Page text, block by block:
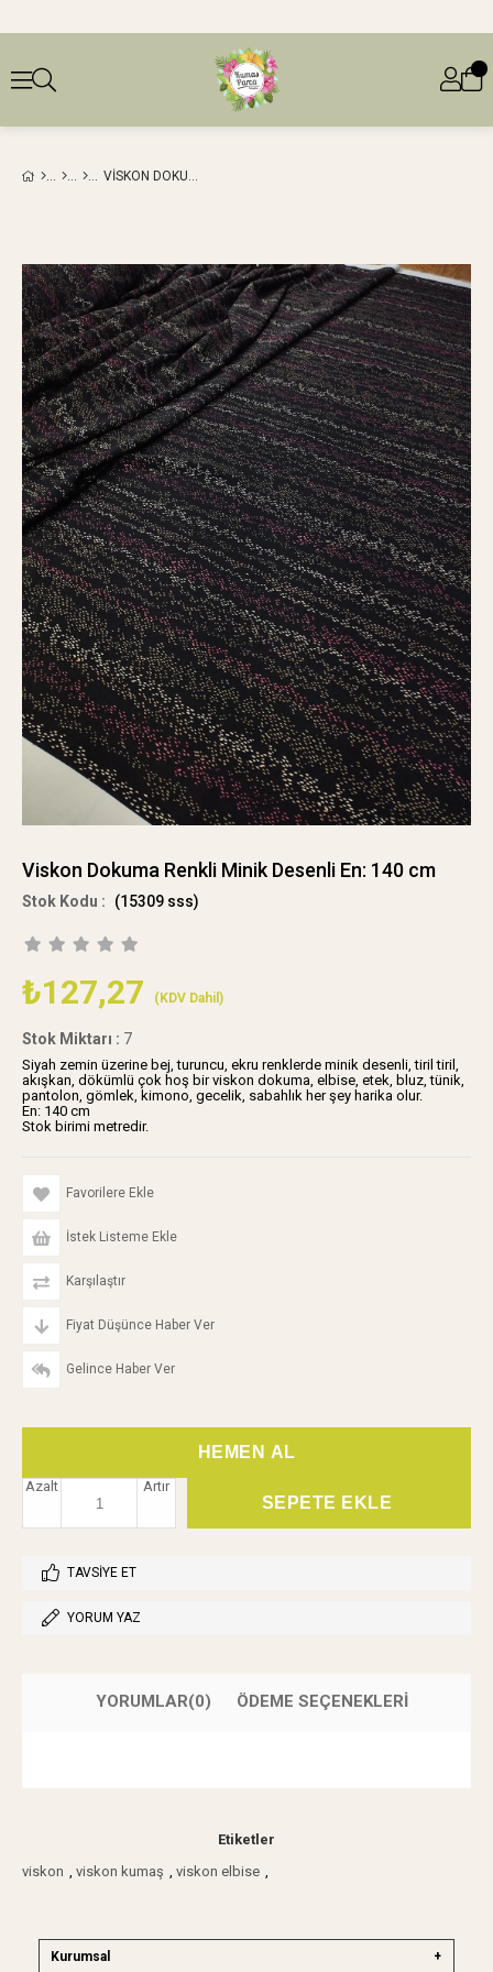
VISKON DOKUMA RENKLI MINIK DESENLI EN: 140 CM
Viskon Dokuma Renkli Minik Desenli En: 140 cm
(15309 sss)
₺127,27 (KDV Dahil)
Stok Miktarı : 7
Siyah zemin üzerine bej, turuncu, ekru renklerde minik desenli, tiril tiril,
akışkan, dökümlü çok hoş bir viskon dokuma, elbise, etek, bluz, tünik,
pantolon, gömlek, kimono, gecelik, sabahlık her şey harika olur.
En: 140 cm
Stok birimi metredir.
Favorilere Ekle
İstek Listeme Ekle
Karşılaştır
Fiyat Düşünce Haber Ver
Gelince Haber Ver
Artır
Azalt
TAVSIYE ET
YORUM YAZ
YORUMLAR(0) ÖDEME SEÇENEKLERI
Etiketler
viskon , viskon kumaş , viskon elbise ,
Kurumsal